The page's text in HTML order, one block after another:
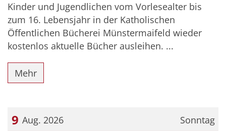
Kinder und Jugendlichen vom Vorlesealter bis
zum 16. Lebensjahr in der Katholischen
Öffentlichen Bücherei Münstermaifeld wieder
kostenlos aktuelle Bücher ausleihen. ...
Mehr
Sonntag
9 Aug. 2026